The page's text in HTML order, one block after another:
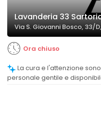
Lavanderia 33
Via S. Giovanni Bosco, 33/
Ora chiuso
personale gentile e